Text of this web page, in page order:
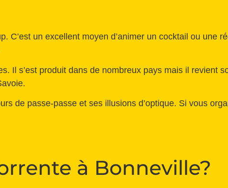
un excellent moyen d’animer un cocktail ou une
Il s’est produit dans de nombreux pays mais il revient
de passe-passe et ses illusions d’optique. Si vous
à Bonneville?